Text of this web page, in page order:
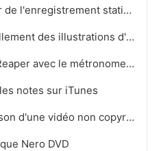
Comment se débarrasser de l'enregistrement statique dans Audacity
Comment ajouter manuellement des illustrations d'album
Comment synchroniser Reaper avec le métronome sur un clavier MIDI
notes sur iTunes
Comment faire une chanson d'une vidéo non copyright
Nero DVD